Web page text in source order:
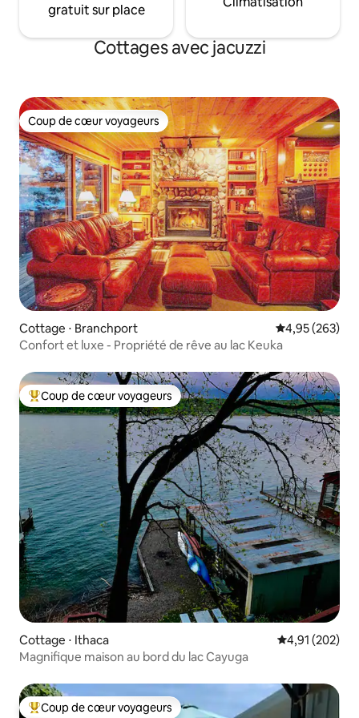
gratuit sur place
Cottages avec jacuzzi
Coup de cœur voyageurs
Coup de cœur voyageurs
Cottage ⋅ Branchport Évaluation
4,95 (263)
Confort et luxe - Propriété de rêve au lac Keuka
Coups de cœur voyageurs les plus appréciés
Coup de cœur voyageurs
Cottage ⋅ Ithaca Évaluation
4,91 (202)
Magnifique maison au bord du lac Cayuga
Coups de cœur voyageurs les plus appréciés
Coup de cœur voyageurs